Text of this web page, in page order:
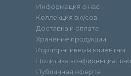
Информация о нас
Коллекция вкусов
Доставка и оплата
Хранение продукции
Корпоративным клиентам
Политика
Публичная оферта